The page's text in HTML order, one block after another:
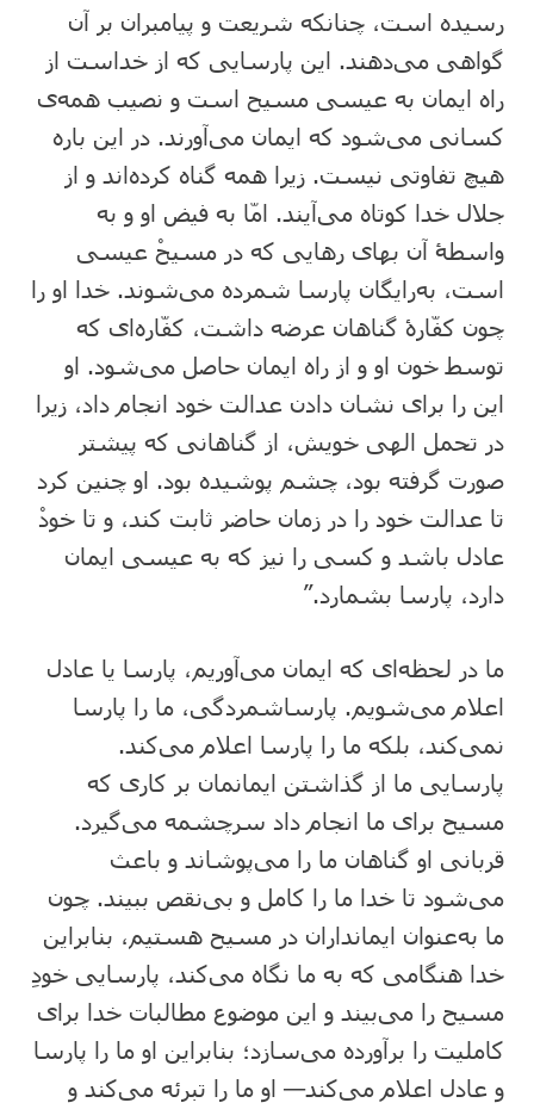
رسیده است، چنانکه شریعت و پیامبران بر آن
گواهی می‌دهند. این پارسایی که از خداست از
راه ایمان به عیسی مسیح است و نصیب همه‌ی
کسانی می‌شود که ایمان می‌آورند. در این باره
هیچ تفاوتی نیست. زیرا همه گناه کرده‌اند و از
جلال خدا کوتاه می‌آیند. امّا به فیض او و به
واسطۀ آن بهای رهایی که در مسیحْ عیسی
است، به‌رایگان پارسا شمرده می‌شوند. خدا او را
چون کفّارۀ گناهان عرضه داشت، کفّاره‌ای که
توسط خون او و از راه ایمان حاصل می‌شود. او
این را برای نشان دادن عدالت خود انجام داد، زیرا
در تحمل الهی خویش، از گناهانی که پیشتر
صورت گرفته بود، چشم پوشیده بود. او چنین کرد
تا عدالت خود را در زمان حاضر ثابت کند، و تا خودْ
عادل باشد و کسی را نیز که به عیسی ایمان
دارد، پارسا بشمارد.”
ما در لحظه‌ای که ایمان می‌آوریم، پارسا یا عادل
اعلام می‌شویم. پارساشمردگی، ما را پارسا
نمی‌کند، بلکه ما را پارسا اعلام می‌کند.
پارسایی ما از گذاشتن ایمانمان بر کاری که
مسیح برای ما انجام داد سرچشمه می‌گیرد.
قربانی او گناهان ما را می‌پوشاند و باعث
‌می‌شود تا خدا ما را کامل و بی‌نقص ببیند. چون
ما به‌عنوان ایمانداران در مسیح هستیم، بنابراین
خدا هنگامی که به ما نگاه می‌کند، پارسایی خودِ
مسیح را می‌بیند و این موضوع مطالبات خدا برای
کاملیت را برآورده می‌سازد؛ بنابراین او ما را پارسا
و عادل اعلام می‌کند— او ما را تبرئه می‌کند و